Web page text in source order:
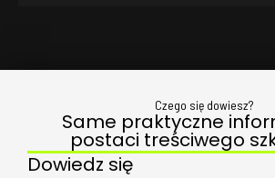
Czego się dowiesz?
Same praktyczne
postaci treściwego
Dowiedz się